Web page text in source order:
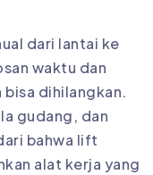
dari lantai ke
waktu dan
bisa dihilangkan.
gudang, dan
bahwa lift
alat kerja yang